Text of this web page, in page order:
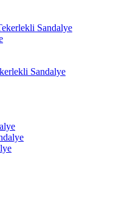
Sandalye
Sandalye